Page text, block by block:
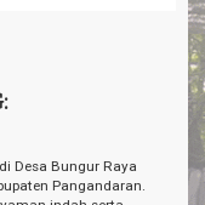
Desa Bungur Raya
Pangandaran.